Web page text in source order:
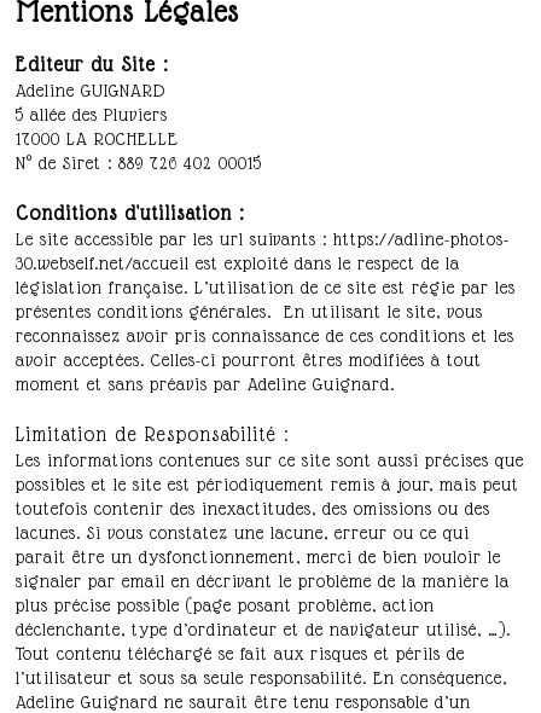
Mentions Légales
Editeur du Site :
Adeline GUIGNARD
5 allée des Pluviers
17000 LA ROCHELLE
N° de Siret : 889 726 402 00015
Conditions d'utilisation :
Le site accessible par les url suivants : https://adline-photos-
30.webself.net/accueil est exploité dans le respect de la
législation française. L’utilisation de ce site est régie par les
présentes conditions générales. En utilisant le site, vous
reconnaissez avoir pris connaissance de ces conditions et les
avoir acceptées. Celles-ci pourront êtres modifiées à tout
moment et sans préavis par Adeline Guignard.
Limitation de Responsabilité :
Les informations contenues sur ce site sont aussi précises que
possibles et le site est périodiquement remis à jour, mais peut
toutefois contenir des inexactitudes, des omissions ou des
lacunes. Si vous constatez une lacune, erreur ou ce qui
parait être un dysfonctionnement, merci de bien vouloir le
signaler par email en décrivant le problème de la manière la
plus précise possible (page posant problème, action
déclenchante, type d’ordinateur et de navigateur utilisé, …).
Tout contenu téléchargé se fait aux risques et périls de
l’utilisateur et sous sa seule responsabilité. En conséquence,
Adeline Guignard ne saurait être tenu responsable d’un